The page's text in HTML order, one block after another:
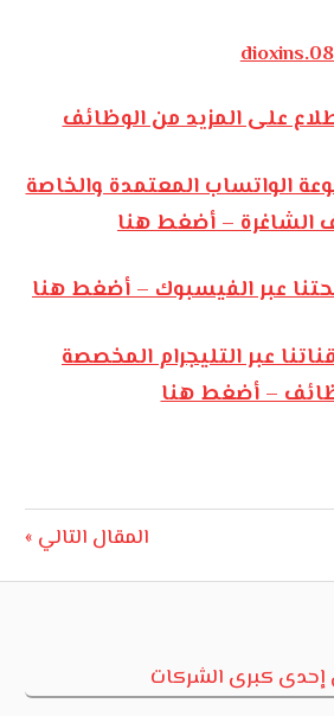
على المزيد من الوظائف
الواتساب المعتمدة والخاصة
الشاغرة – أضغط هنا
عبر الفيسبوك – أضغط هنا
عبر التليجرام المخصصة
– أضغط هنا
Next
المقال التالي
كبرى الشركات